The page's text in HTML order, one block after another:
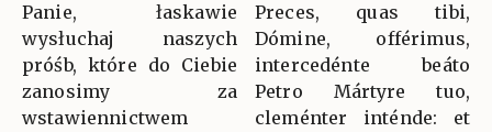
Panie, łaskawie
wysłuchaj naszych
próśb, które do Ciebie
zanosimy za
wstawiennictwem
Preces, quas tibi,
Dómine, offérimus,
intercedénte beáto
Petro Mártyre tuo,
cleménter inténde: et